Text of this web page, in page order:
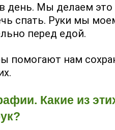
день. Мы делаем это
спать. Руки мы
перед едой.
помогают нам
Какие из